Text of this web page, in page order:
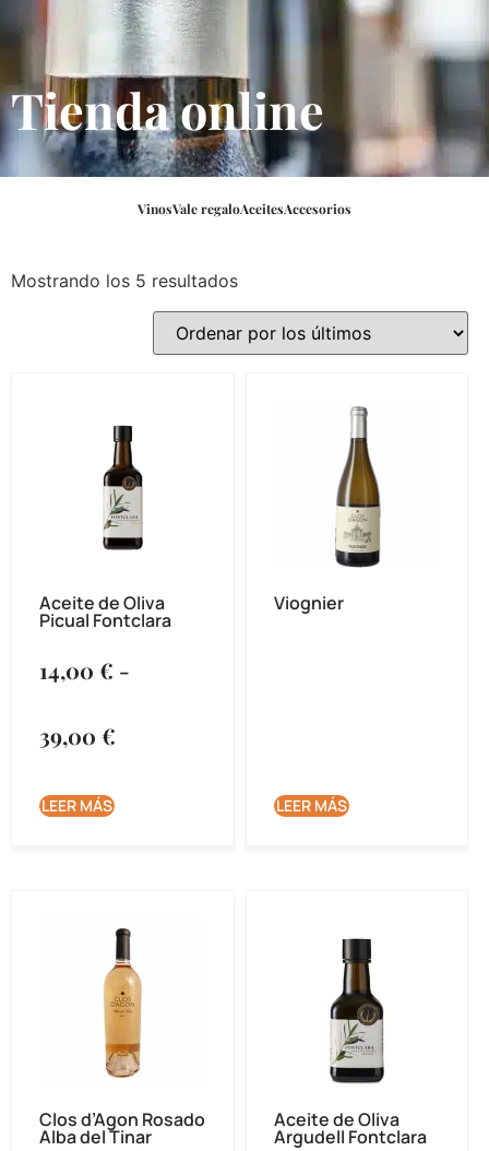
Tienda online
VinosVale regaloAceitesAccesorios
Mostrando los 5 resultados
Aceite de Oliva
Picual Fontclara
14,00 € -
39,00 €
LEER MÁS
Viognier
LEER MÁS
Clos d’Agon Rosado
Alba del Tinar
Aceite de Oliva
Argudell Fontclara